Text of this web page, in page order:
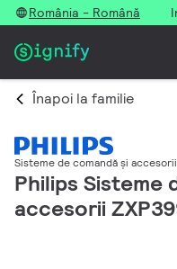
România - Română
Înapoi la familie
Sisteme de comandă și
Philips Sisteme
accesorii